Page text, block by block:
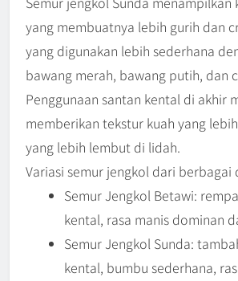
yang membuatnya lebih gurih dan
yang digunakan lebih sederhana
bawang merah, bawang putih, dan
Penggunaan santan kental di akhir
memberikan tekstur kuah yang
yang lebih lembut di lidah.
Variasi semur jengkol dari berbagai
Semur Jengkol Betawi:
kental, rasa manis dominan
Semur Jengkol Sunda:
kental, bumbu sederhana,